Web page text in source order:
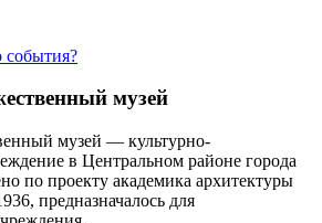
события?
музей
музей — культурно-
в Центральном районе города
по проекту академика архитектуры
предназначалось для